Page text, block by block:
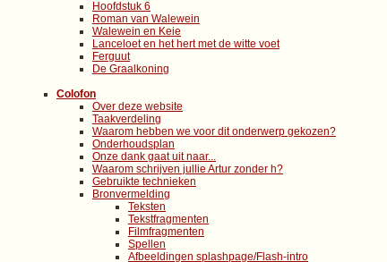
Hoofdstuk 6
Roman van Walewein
Walewein en Keie
Lanceloet en het hert met de witte voet
Ferguut
De Graalkoning
Colofon
Over deze website
Taakverdeling
Waarom hebben we voor dit onderwerp gekozen?
Onderhoudsplan
Onze dank gaat uit naar...
Waarom schrijven jullie Artur zonder h?
Gebruikte technieken
Bronvermelding
Teksten
Tekstfragmenten
Filmfragmenten
Spellen
Afbeeldingen splashpage/Flash-intro